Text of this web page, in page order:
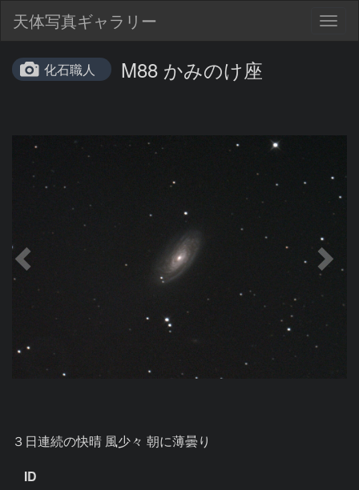
天体写真ギャラリー
化石職人 M88 かみのけ座
ID